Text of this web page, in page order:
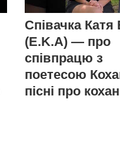
Співачка Катя
(E.K.A) — про
співпрацю з
поетесою
пісні про